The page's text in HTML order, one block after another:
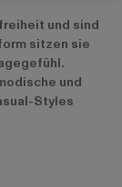
und sind
sitzen sie
und
Styles